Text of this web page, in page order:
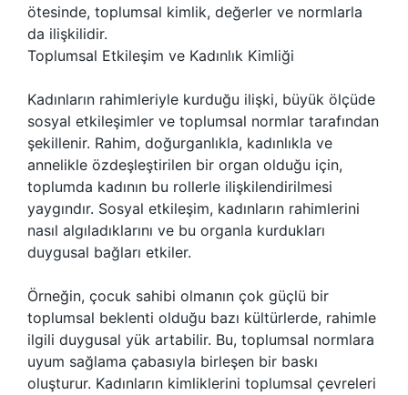
ötesinde, toplumsal kimlik, değerler ve normlarla
da ilişkilidir.
Toplumsal Etkileşim ve Kadınlık Kimliği
Kadınların rahimleriyle kurduğu ilişki, büyük ölçüde
sosyal etkileşimler ve toplumsal normlar tarafından
şekillenir. Rahim, doğurganlıkla, kadınlıkla ve
annelikle özdeşleştirilen bir organ olduğu için,
toplumda kadının bu rollerle ilişkilendirilmesi
yaygındır. Sosyal etkileşim, kadınların rahimlerini
nasıl algıladıklarını ve bu organla kurdukları
duygusal bağları etkiler.
Örneğin, çocuk sahibi olmanın çok güçlü bir
toplumsal beklenti olduğu bazı kültürlerde, rahimle
ilgili duygusal yük artabilir. Bu, toplumsal normlara
uyum sağlama çabasıyla birleşen bir baskı
oluşturur. Kadınların kimliklerini toplumsal çevreleri